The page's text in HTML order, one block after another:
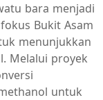
bara menjadi
Bukit Asam
menunjukkan
Melalui proyek
untuk